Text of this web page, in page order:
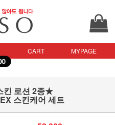
CART MYPAGE
킨 로션 2종★
스킨케어 세트